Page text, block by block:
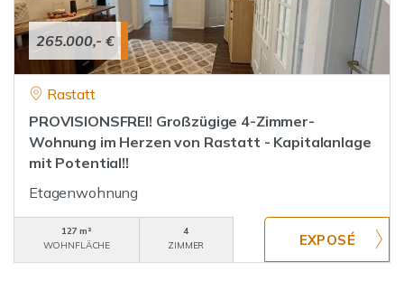
265.000,- €
Rastatt
PROVISIONSFREI! Großzügige 4-Zimmer-
Wohnung im Herzen von Rastatt - Kapitalanlage
mit Potential!!
Etagenwohnung
127 m²
WOHNFLÄCHE
4
ZIMMER